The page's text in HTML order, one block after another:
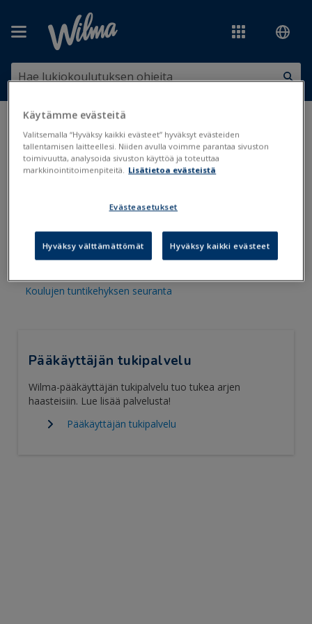
Olet tässä:
Koulutoimen hallinto
Lukioiden lukuvuosikello
Koulujen tuntikehyksen seuranta
Pääkäyttäjän tukipalvelu
Wilma-pääkäyttäjän tukipalvelu tuo tukea arjen
haasteisiin. Lue lisää palvelusta!
Pääkäyttäjän tukipalvelu
Käytämme evästeitä
Valitsemalla “Hyväksy kaikki evästeet” hyväksyt evästeiden
tallentamisen laitteellesi. Niiden avulla voimme parantaa sivuston
toimivuutta, analysoida sivuston käyttöä ja toteuttaa
markkinointitoimenpiteitä. Lisätietoa evästeistä
Evästeasetukset
Hyväksy välttämättömät Hyväksy kaikki evästeet